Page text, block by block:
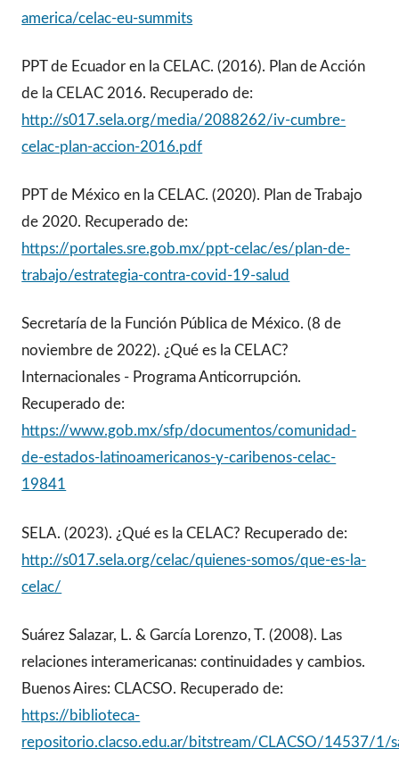
america/celac-eu-summits
PPT de Ecuador en la CELAC. (2016). Plan de Acción
de la CELAC 2016. Recuperado de:
http://s017.sela.org/media/2088262/iv-cumbre-
celac-plan-accion-2016.pdf
PPT de México en la CELAC. (2020). Plan de Trabajo
de 2020. Recuperado de:
https://portales.sre.gob.mx/ppt-celac/es/plan-de-
trabajo/estrategia-contra-covid-19-salud
Secretaría de la Función Pública de México. (8 de
noviembre de 2022). ¿Qué es la CELAC?
Internacionales - Programa Anticorrupción.
Recuperado de:
https://www.gob.mx/sfp/documentos/comunidad-
de-estados-latinoamericanos-y-caribenos-celac-
19841
SELA. (2023). ¿Qué es la CELAC? Recuperado de:
http://s017.sela.org/celac/quienes-somos/que-es-la-
celac/
Suárez Salazar, L. & García Lorenzo, T. (2008). Las
relaciones interamericanas: continuidades y cambios.
Buenos Aires: CLACSO. Recuperado de:
https://biblioteca-
repositorio.clacso.edu.ar/bitstream/CLACSO/14537/1/